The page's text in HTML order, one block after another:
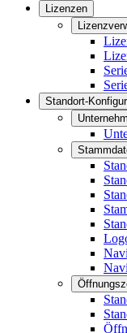
Lizenzen
Standort-